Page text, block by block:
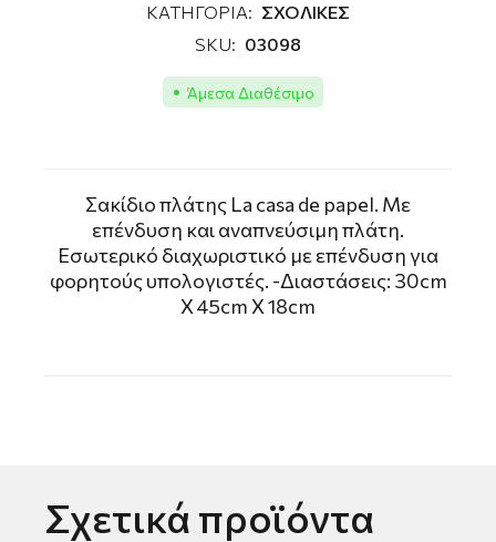
ΚΑΤΗΓΟΡΙΑ: ΣΧΟΛΙΚΕΣ
SKU: 03098
Άμεσα Διαθέσιμο
Σακίδιο πλάτης La casa de papel. Mε
επένδυση και αναπνεύσιμη πλάτη.
Εσωτερικό διαχωριστικό με επένδυση για
φορητούς υπολογιστές. -Διαστάσεις: 30cm
X 45cm X 18cm
Σχετικά προϊόντα